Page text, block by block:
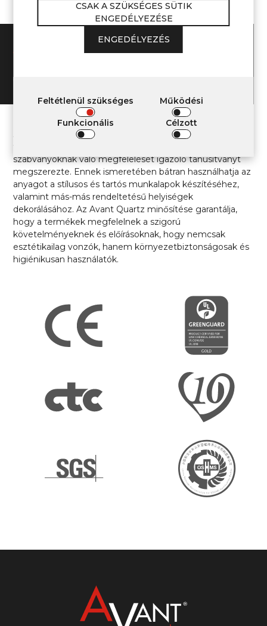
Az Avant Quartz a munkalapok
dekorálásához minősített termék
Az Avant Quartz kvarckő átment az összes szükséges
vizsgalaton, ami alapján a magas minőségi és biztonsági
szabványoknak való megfelelését igazoló tanúsítványt
megszerezte. Ennek ismeretében bátran használhatja az
anyagot a stílusos és tartós munkalapok készítéséhez,
valamint más-más rendeltetésű helyiségek
dekorálásához. Az Avant Quartz minősítése garantálja,
hogy a termékek megfelelnek a szigorú
követelményeknek és előírásoknak, hogy nemcsak
esztétikailag vonzók, hanem környezetbiztonságosak és
higiénikusan használatók.
CSAK A SZÜKSÉGES SÜTIK
ENGEDÉLYEZÉSE
ENGEDÉLYEZÉS
Feltétlenül szükséges Működési
Funkcionális Célzott